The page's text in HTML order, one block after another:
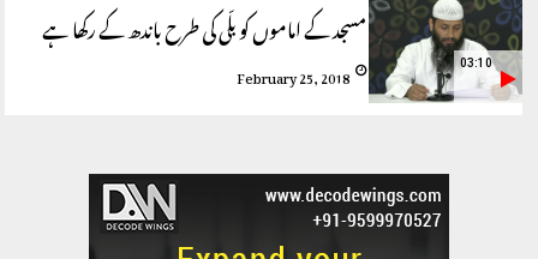
مسجد کے اماموں کو بلّی کی طرح باندھ کے رکھا ہے
February 25, 2018 03:10